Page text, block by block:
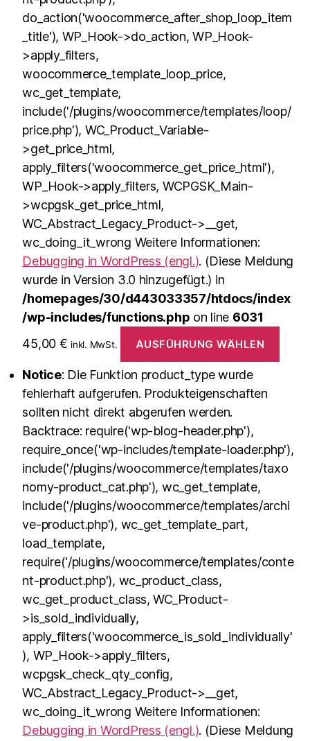
do_action('woocommerce_after_shop_loop_item
_title'), WP_Hook->do_action, WP_Hook-
>apply_filters,
woocommerce_template_loop_price,
wc_get_template,
include('/plugins/woocommerce/templates/loop/
price.php'), WC_Product_Variable-
>get_price_html,
apply_filters('woocommerce_get_price_html'),
WP_Hook->apply_filters, WCPGSK_Main-
>wcpgsk_get_price_html,
WC_Abstract_Legacy_Product->__get,
wc_doing_it_wrong Weitere Informationen:
Debugging in WordPress (engl.). (Diese Meldung
wurde in Version 3.0 hinzugefügt.) in
/homepages/30/d443033357/htdocs/index
/wp-includes/functions.php on line 6031
45,00 € inkl. MwSt. AUSFÜHRUNG WÄHLEN
Notice: Die Funktion product_type wurde
fehlerhaft aufgerufen. Produkteigenschaften
sollten nicht direkt abgerufen werden.
Backtrace: require('wp-blog-header.php'),
require_once('wp-includes/template-loader.php'),
include('/plugins/woocommerce/templates/taxo
nomy-product_cat.php'), wc_get_template,
include('/plugins/woocommerce/templates/archi
ve-product.php'), wc_get_template_part,
load_template,
require('/plugins/woocommerce/templates/conte
nt-product.php'), wc_product_class,
wc_get_product_class, WC_Product-
>is_sold_individually,
apply_filters('woocommerce_is_sold_individually'
), WP_Hook->apply_filters,
wcpgsk_check_qty_config,
WC_Abstract_Legacy_Product->__get,
wc_doing_it_wrong Weitere Informationen:
Debugging in WordPress (engl.). (Diese Meldung